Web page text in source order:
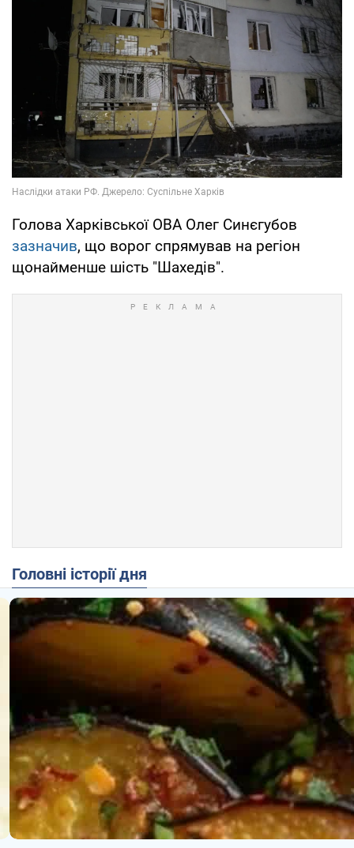
Голова Харківської ОВА Олег Синєгубов
зазначив, що ворог спрямував на регіон
щонайменше шість "Шахедів".
Головні історії дня